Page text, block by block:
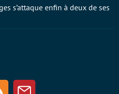
RSS Newsletter
s’attaque enfin à deux de ses